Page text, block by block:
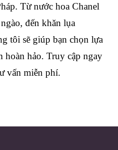
Từ nước hoa Chanel
đến khăn lụa
tôi sẽ giúp bạn chọn lựa
hoàn hảo. Truy cập ngay
vấn miễn phí.